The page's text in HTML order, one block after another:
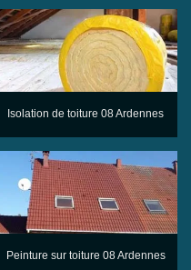
Isolation de toiture 08 Ardennes
Peinture sur toiture 08 Ardennes